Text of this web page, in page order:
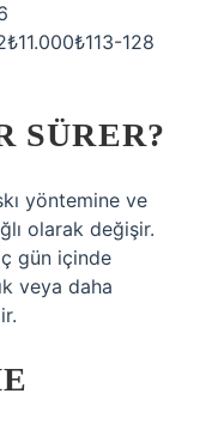
128
SÜRER?
yöntemine ve
olarak değişir.
gün içinde
veya daha